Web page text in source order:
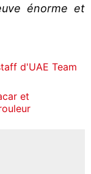
énorme et
d'UAE Team
et